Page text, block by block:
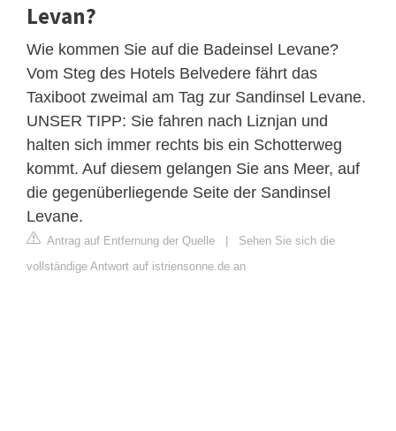
Levan?
Wie kommen Sie auf die Badeinsel Levane?
Vom Steg des Hotels Belvedere fährt das
Taxiboot zweimal am Tag zur Sandinsel Levane.
UNSER TIPP: Sie fahren nach Liznjan und
halten sich immer rechts bis ein Schotterweg
kommt. Auf diesem gelangen Sie ans Meer, auf
die gegenüberliegende Seite der Sandinsel
Levane.
Antrag auf Entfernung der Quelle
Sehen Sie sich die
vollständige Antwort auf istriensonne.de an